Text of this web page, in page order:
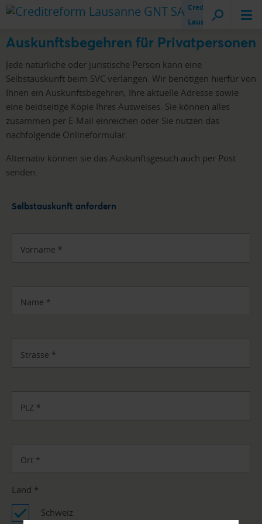
Creditreform
Lausanne
Auskunftsbegehren für Privatpersonen
Jede natürliche oder juristische Person kann eine
Selbstauskunft beim SVC verlangen. Wir benötigen hierfür von
Ihnen ein Auskunftsbegehren, Ihre aktuelle Adresse sowie
eine beidseitige Kopie Ihres Ausweises. Sie können alles
zusammen per E-Mail einreichen oder Sie nutzen das
nachfolgende Onlineformular.
Alternativ können sie das Auskunftsgesuch auch per Post
senden.
Selbstauskunft anfordern
Vorname *
Name *
Strasse *
PLZ *
Ort *
Land *
Schweiz